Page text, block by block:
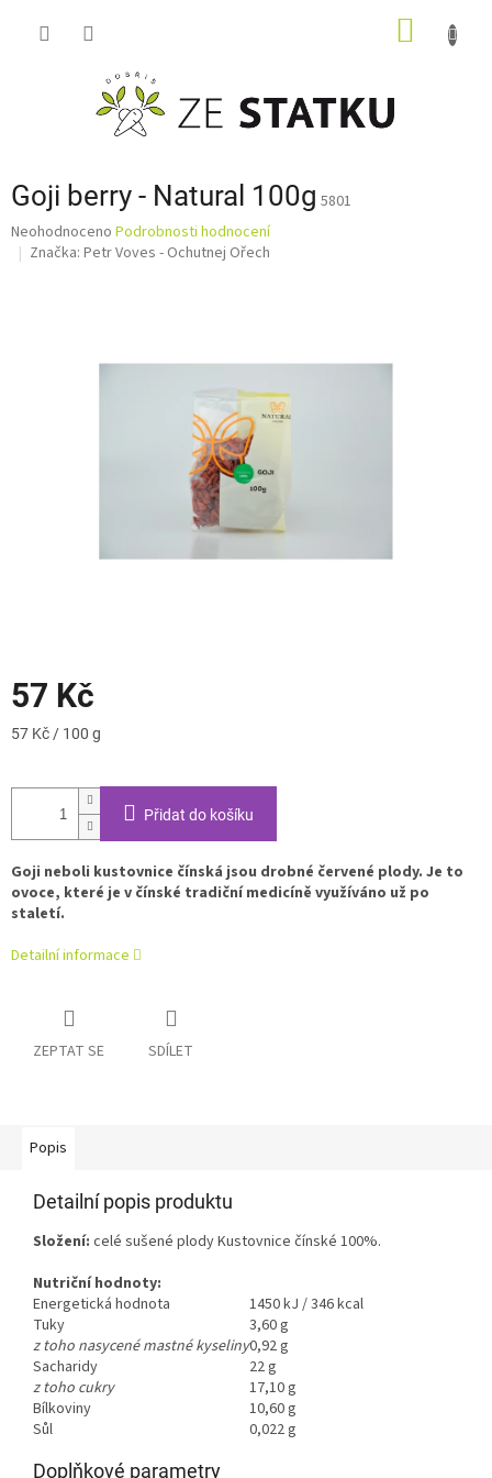
Goji berry - Natural 100g 5801
Průměrné
hodnocení
Neohodnoceno Podrobnosti hodnocení
Značka: Petr Voves - Ochutnej Ořech
57 Kč
Měrná
57 Kč / 100 g
Přidat do košíku
Goji neboli kustovnice čínská jsou drobné červené plody. Je to
ovoce, které je v čínské tradiční medicíně využíváno už po
staletí.
Detailní informace
ZEPTAT SE SDÍLET
Popis
Detailní popis produktu
Složení: celé sušené plody Kustovnice čínské 100%.
Nutriční hodnoty:
Energetická hodnota
1450 kJ / 346 kcal
Tuky
3,60 g
z toho nasycené mastné kyseliny0,92 g
Sacharidy
22 g
z toho cukry
17,10 g
Bílkoviny
10,60 g
Sůl
0,022 g
Doplňkové parametry